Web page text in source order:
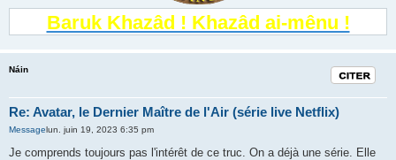
Baruk Khazâd ! Khazâd ai-mênu !
Náin
Re: Avatar, le Dernier Maître de l'Air (série live Netflix)
Citation
Messagelun. juin 19, 2023 6:35 pm
Je comprends toujours pas l'intérêt de ce truc. On a déjà une série. Elle